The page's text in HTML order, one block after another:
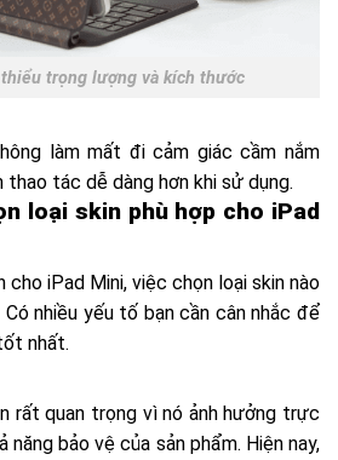
trọng lượng và kích thước
làm mất đi cảm giác cầm nắm
thao tác dễ dàng hơn khi sử dụng.
loại skin phù hợp cho iPad
cho iPad Mini, việc chọn loại skin nào
nhiều yếu tố bạn cần cân nhắc để
nhất.
rất quan trọng vì nó ảnh hưởng trực
bảo vệ của sản phẩm. Hiện nay,